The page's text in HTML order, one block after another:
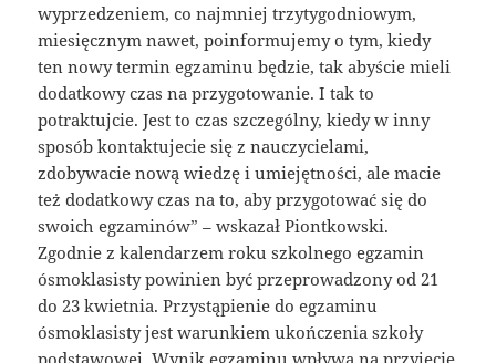
wyprzedzeniem, co najmniej trzytygodniowym,
miesięcznym nawet, poinformujemy o tym, kiedy
ten nowy termin egzaminu będzie, tak abyście mieli
dodatkowy czas na przygotowanie. I tak to
potraktujcie. Jest to czas szczególny, kiedy w inny
sposób kontaktujecie się z nauczycielami,
zdobywacie nową wiedzę i umiejętności, ale macie
też dodatkowy czas na to, aby przygotować się do
swoich egzaminów” – wskazał Piontkowski.
Zgodnie z kalendarzem roku szkolnego egzamin
ósmoklasisty powinien być przeprowadzony od 21
do 23 kwietnia. Przystąpienie do egzaminu
ósmoklasisty jest warunkiem ukończenia szkoły